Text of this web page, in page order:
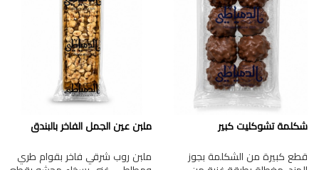
شكلمة تشوكليت كبير
قطع كبيرة من الشكلمة بجوز
ملبن عين الجمل الفاخر بالبندق
ملبن روب شرقي فاخر بقوام طري